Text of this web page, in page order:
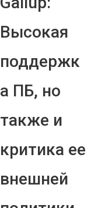
Высокая
поддержк
а ПБ, но
также и
критика ее
внешней